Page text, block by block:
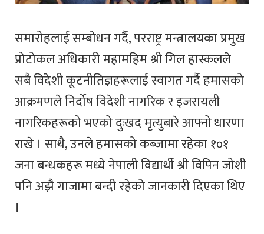
समारोहलाई सम्बोधन गर्दै, परराष्ट्र मन्त्रालयका प्रमुख
प्रोटोकल अधिकारी महामहिम श्री गिल हास्कलले
सबै विदेशी कूटनीतिज्ञहरूलाई स्वागत गर्दै हमासको
आक्रमणले निर्दोष विदेशी नागरिक र इजरायली
नागरिकहरूको भएको दुःखद मृत्युबारे आफ्नो धारणा
राखे । साथै, उनले हमासको कब्जामा रहेका १०१
जना बन्धकहरू मध्ये नेपाली विद्यार्थी श्री विपिन जोशी
पनि अझै गाजामा बन्दी रहेको जानकारी दिएका थिए
।